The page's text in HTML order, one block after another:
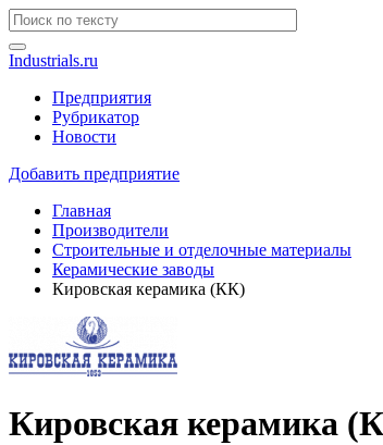
Industrials.ru
Предприятия
Рубрикатор
Новости
Добавить предприятие
Главная
Производители
Строительные и отделочные материалы
Керамические заводы
Кировская керамика (КК)
Кировская керамика